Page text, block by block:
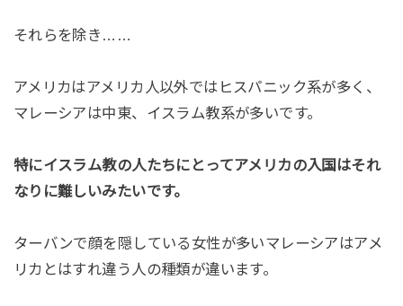
それらを除き……
アメリカはアメリカ人以外ではヒスパニック系が多く、
マレーシアは中東、イスラム教系が多いです。
特にイスラム教の人たちにとってアメリカの入国はそれ
なりに難しいみたいです。
ターバンで顔を隠している女性が多いマレーシアはアメ
リカとはすれ違う人の種類が違います。